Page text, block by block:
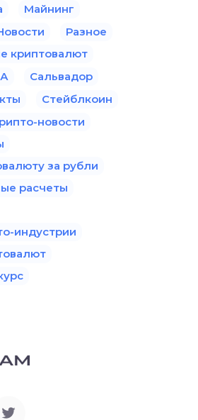
Майнинг
Разное
криптовалют
Сальвадор
Стейблкоин
новости
за рубли
расчеты
индустрии